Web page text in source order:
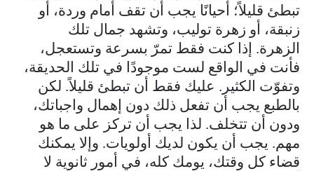
تبطئ قليلاً؛ أحيانًا يجب أن تقف أمام وردة، أو
زنبقة، أو زهرة توليب، وتشهد جمال تلك
الزهرة. إذا كنت فقط تمرّ بسرعة وتستعجل،
فأنت في الواقع لست موجودًا في تلك الحديقة،
وتفوّت الكثير. عليك فقط أن تبطئ قليلاً. لكن
بالطبع يجب أن تفعل ذلك دون إهمال واجباتك،
ودون أن تتخلف. لذا يجب أن تركز على ما هو
مهم. يجب أن يكون لديك أولويات. وإلا يمكنك
قضاء كل وقتك، يومك كله، في أمور ثانوية لا